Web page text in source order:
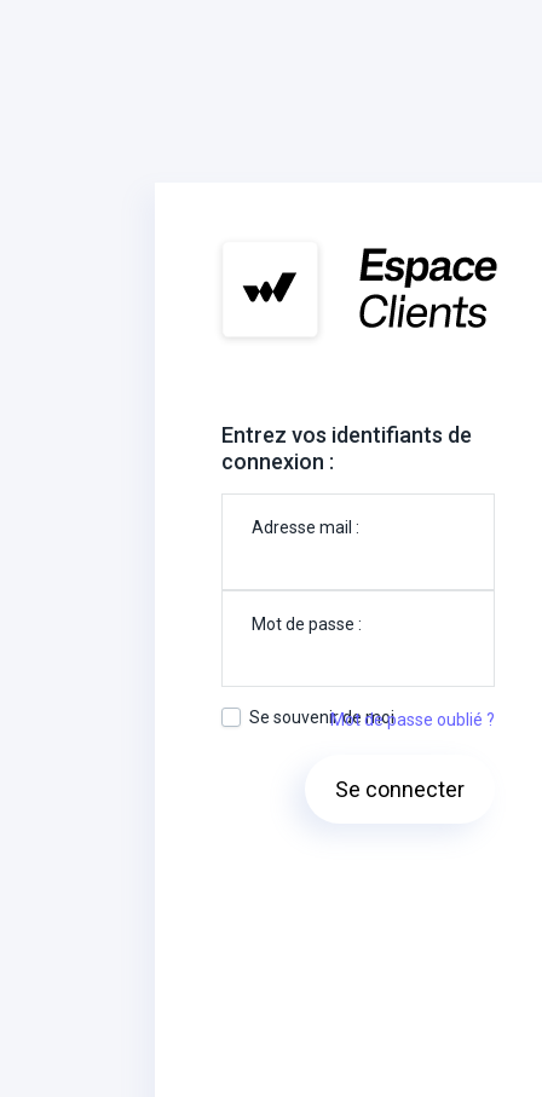
Entrez vos identifiants de
connexion :
Adresse mail :
Mot de passe :
Se souvenir de moiMot de passe oublié ?